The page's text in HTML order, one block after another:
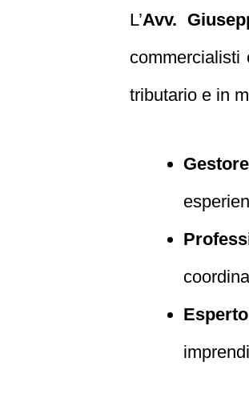
L’Avv.
tributario e in